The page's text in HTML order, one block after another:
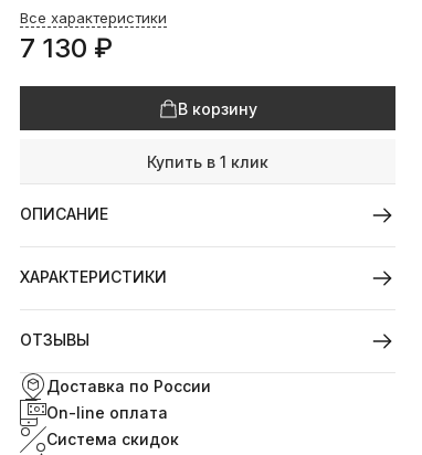
Все характеристики
7 130 ₽
В корзину
Купить в 1 клик
ОПИСАНИЕ
ХАРАКТЕРИСТИКИ
ОТЗЫВЫ
Доставка по России
On-line оплата
Система скидок